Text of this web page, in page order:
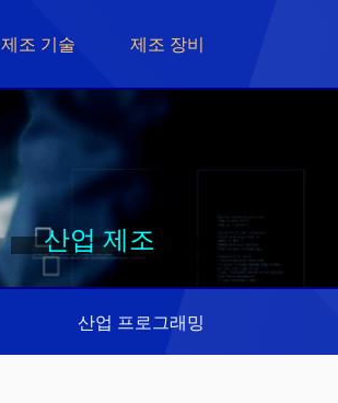
제조 기술 제조 장비
산업 제조
산업 프로그래밍